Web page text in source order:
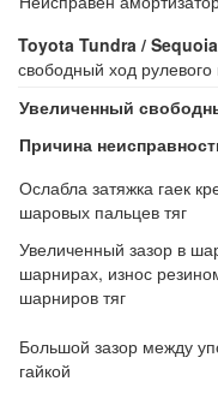
Toyota Tundra /
свободный ход рулевого
Увеличенный
Причина
Ослабла затяжка гаек
шаровых пальцев тяг
Увеличенный зазор в
шарнирах, износ
шарниров тяг
Большой зазор между
гайкой